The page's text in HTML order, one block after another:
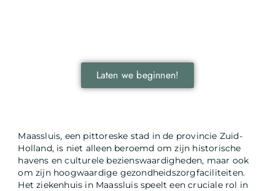
Maassluis, een pittoreske stad in de provincie Zuid-
Holland, is niet alleen beroemd om zijn historische
havens en culturele bezienswaardigheden, maar ook
om zijn hoogwaardige gezondheidszorgfaciliteiten.
Het ziekenhuis in Maassluis speelt een cruciale rol in
Laten we beginnen!